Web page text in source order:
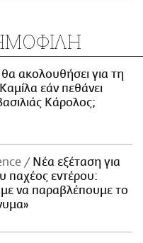
θα ακολουθήσει για τη
εάν πεθάνει
Κάρολος;
Νέα εξέταση για
παχέος εντέρου:
να παραβλέπουμε το